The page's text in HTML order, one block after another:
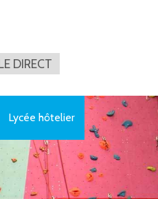
DIRECT
Lycée hôtelier